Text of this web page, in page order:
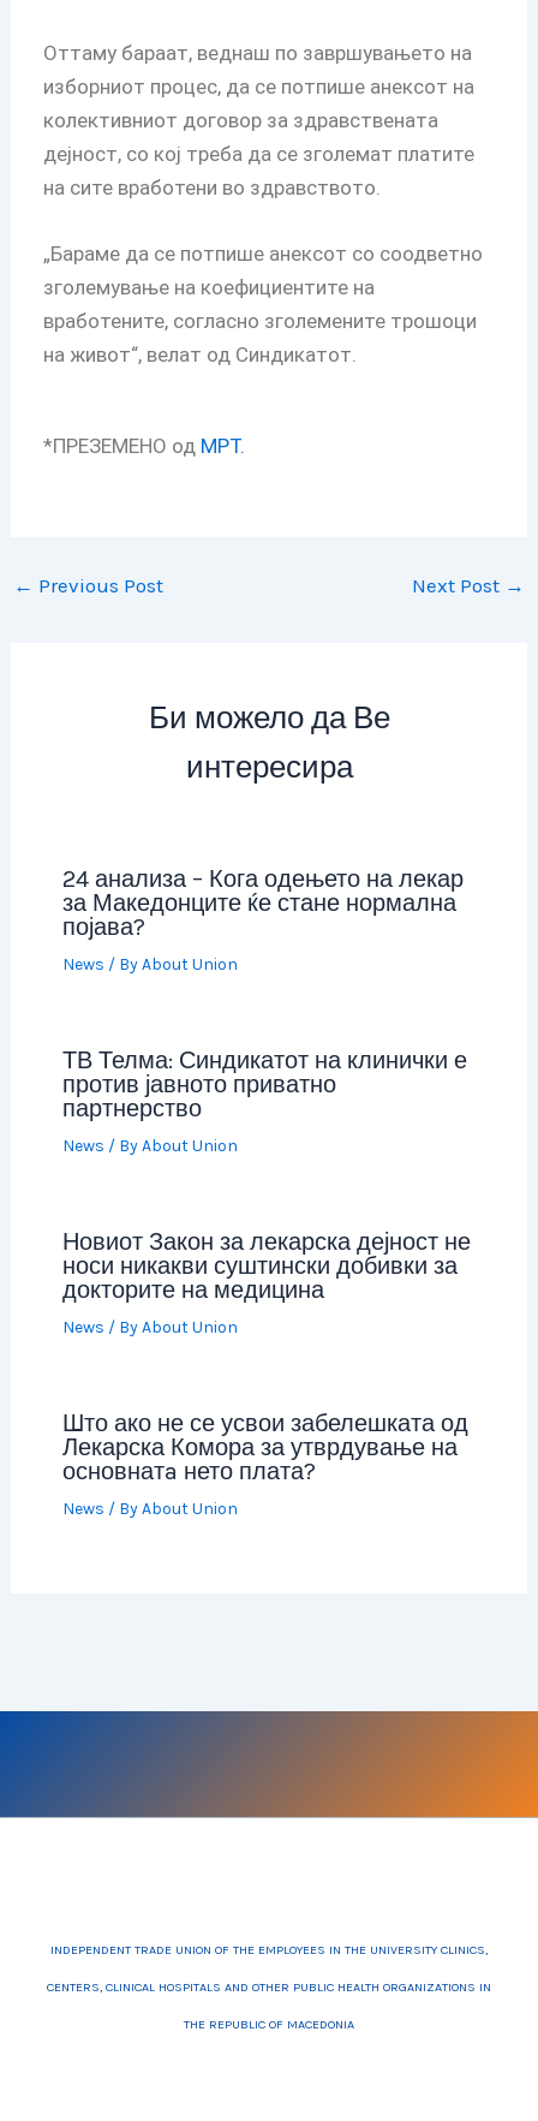
Оттаму бараат, веднаш по завршувањето на
изборниот процес, да се потпише анексот на
колективниот договор за здравствената
дејност, со кој треба да се зголемат платите
на сите вработени во здравството.
„Бараме да се потпише анексот со соодветно
зголемување на коефициентите на
вработените, согласно зголемените трошоци
на живот“, велат од Синдикатот.
*ПРЕЗЕМЕНО од МРТ.
← Previous Post Next Post →
Би можело да Ве
интересира
24 анализа – Кога одењето на лекар
за Македонците ќе стане нормална
појава?
News / ByAbout Union
ТВ Телма: Синдикатот на клинички е
против јавното приватно
партнерство
News / ByAbout Union
Новиот Закон за лекарска дејност не
носи никакви суштински добивки за
докторите на медицина
News / ByAbout Union
Што ако не се усвои забелешката од
Лекарска Комора за утврдување на
основнатa нето плата?
News / ByAbout Union
INDEPENDENT TRADE UNION OF THE EMPLOYEES IN THE UNIVERSITY CLINICS,
CENTERS, CLINICAL HOSPITALS AND OTHER PUBLIC HEALTH ORGANIZATIONS IN
THE REPUBLIC OF MACEDONIA